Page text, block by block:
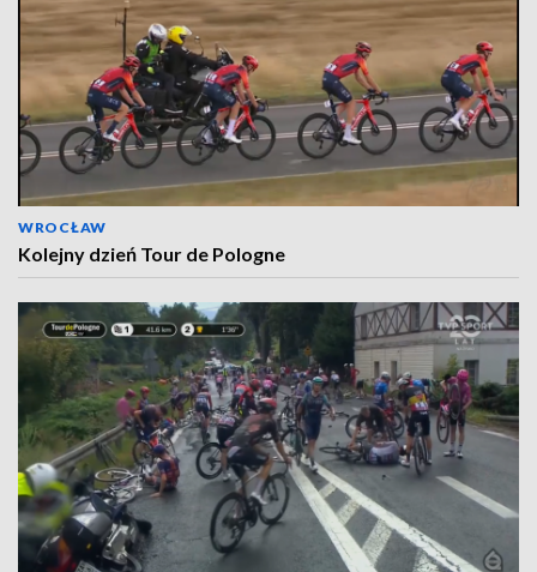
WROCŁAW
Kolejny dzień Tour de Pologne